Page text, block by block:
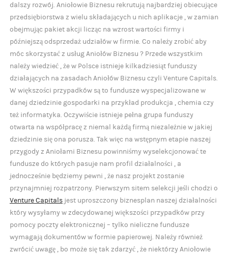
dalszy rozwój. Aniołowie Biznesu rekrutują najbardziej obiecujące
przedsiębiorstwa z wielu składających u nich aplikacje , w zamian
obejmując pakiet akcji licząc na wzrost wartości firmy i
późniejszą odsprzedaż udziałów w firmie. Co należy zrobić aby
móc skorzystać z usług Aniołów Biznesu ? Przede wszystkim
należy wiedzieć , że w Polsce istnieje kilkadziesiąt funduszy
działających na zasadach Aniołów Biznesu czyli Venture Capitals.
W większości przypadków są to fundusze wyspecjalizowane w
danej dziedzinie gospodarki na przykład produkcja , chemia czy
też informatyka. Oczywiście istnieje pełna grupa funduszy
otwarta na współpracę z niemal każdą firmą niezależnie w jakiej
dziedzinie się ona porusza. Tak więc na wstępnym etapie naszej
przygody z Aniołami Biznesu powinniśmy wyselekcjonować te
fundusze do których pasuje nam profil działalności , a
jednocześnie będziemy pewni , że nasz projekt zostanie
przynajmniej rozpatrzony. Pierwszym sitem selekcji jeśli chodzi o
Venture Capitalsjest uproszczony biznesplan naszej działalności
który wysyłamy w zdecydowanej większości przypadków przy
pomocy poczty elektronicznej – tylko nieliczne fundusze
wymagają dokumentów w formie papierowej. Należy również
zwrócić uwagę , bo może się tak zdarzyć , że niektórzy Aniołowie